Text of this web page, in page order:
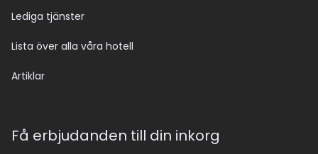
Lediga tjänster
Lista över alla våra hotell
Artiklar
Få erbjudanden till din inkorg